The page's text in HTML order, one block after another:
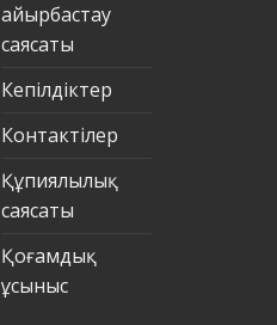
айырбастау
саясаты
Кепілдіктер
Контактілер
Құпиялылық
саясаты
Қоғамдық
ұсыныс